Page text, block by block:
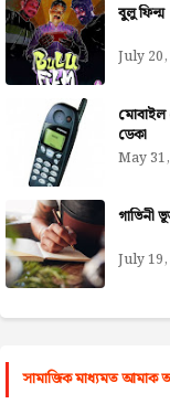
বুলু ফিল্ম
July
মোবাইল
ডেকা
May
গাভিনী
July
সামাজিক মাধ্যমত